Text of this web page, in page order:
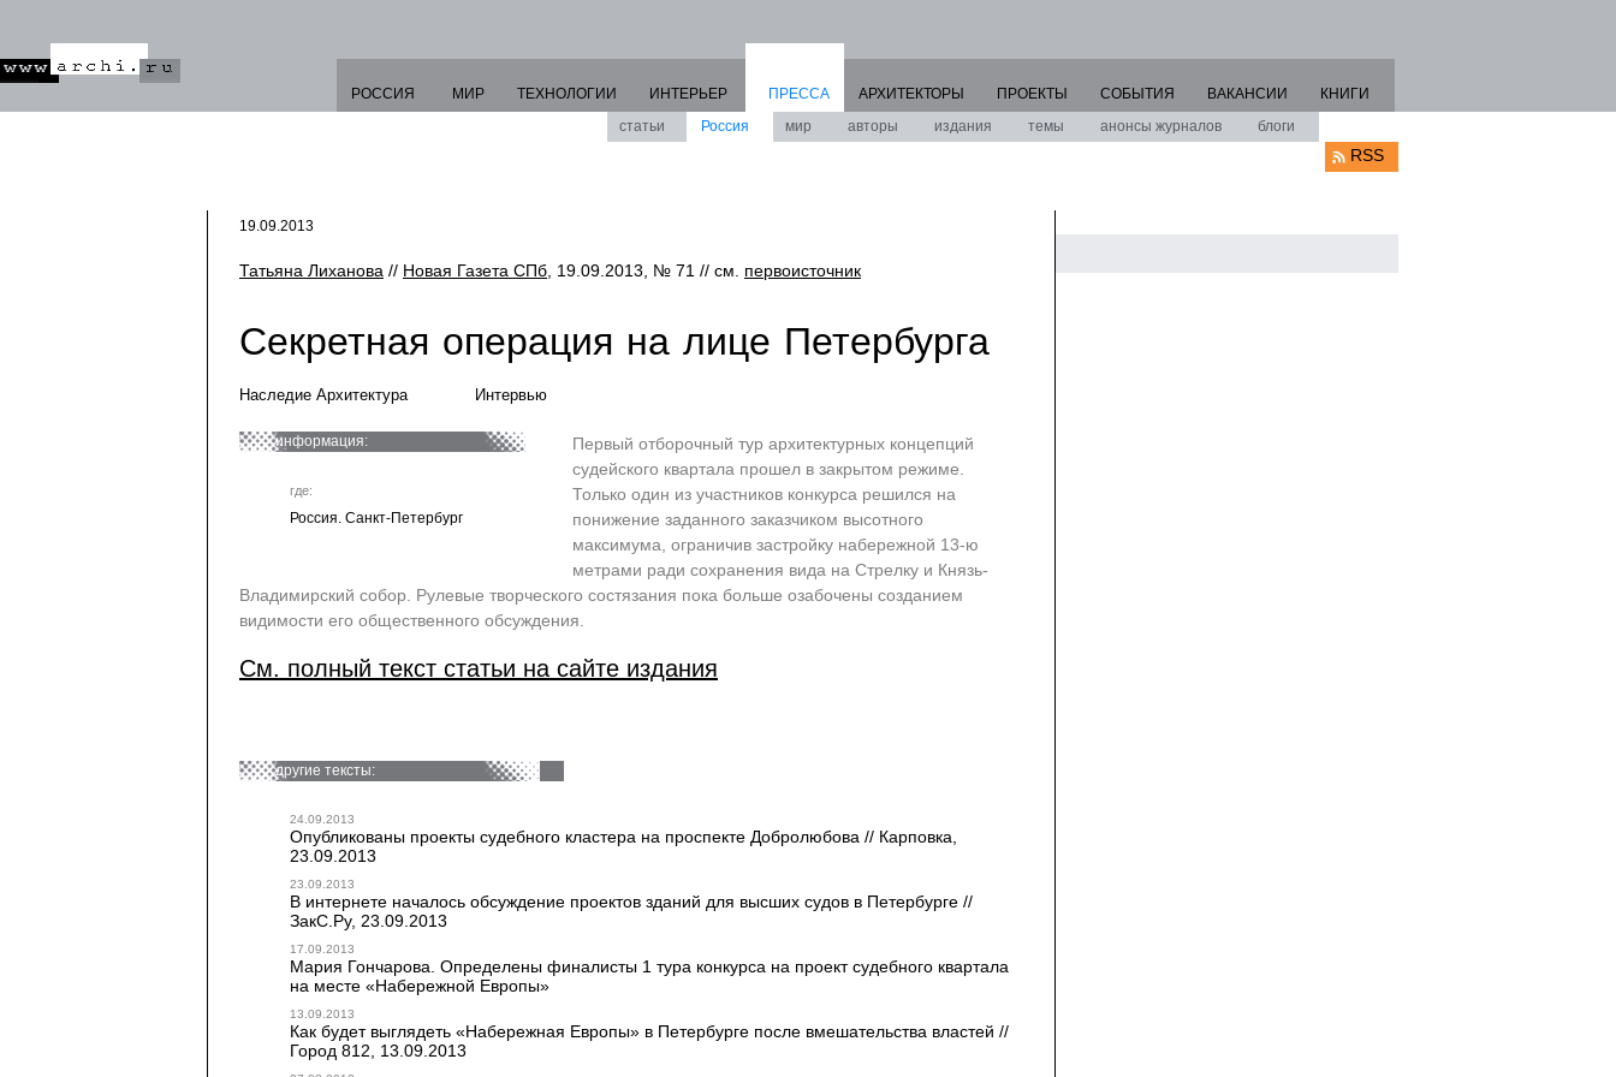
РОССИЯ МИР ТЕХНОЛОГИИ ИНТЕРЬЕР
ПРЕССА
статьи
Россия мир авторы издания темы анонсы журналов блоги
АРХИТЕКТОРЫ ПРОЕКТЫ СОБЫТИЯ ВАКАНСИИ КНИГИ
RSS
19.09.2013
Татьяна Лиханова // Новая Газета СПб , 19.09.2013, № 71 // см. первоисточник
Секретная операция на лице Петербурга
Наследие Архитектура Интервью
информация:
где:
Россия. Санкт-Петербург
Первый отборочный тур архитектурных концепций
судейского квартала прошел в закрытом режиме.
Только один из участников конкурса решился на
понижение заданного заказчиком высотного
максимума, ограничив застройку набережной 13-ю
метрами ради сохранения вида на Стрелку и Князь-
Владимирский собор. Рулевые творческого состязания пока больше озабочены созданием
видимости его общественного обсуждения.
См. полный текст статьи на сайте издания
другие тексты:
24.09.2013
Опубликованы проекты судебного кластера на проспекте Добролюбова // Карповка,
23.09.2013
23.09.2013
В интернете началось обсуждение проектов зданий для высших судов в Петербурге //
ЗакС.Ру, 23.09.2013
17.09.2013
Мария Гончарова. Определены финалисты 1 тура конкурса на проект судебного квартала
на месте «Набережной Европы»
13.09.2013
Как будет выглядеть «Набережная Европы» в Петербурге после вмешательства властей //
Город 812, 13.09.2013